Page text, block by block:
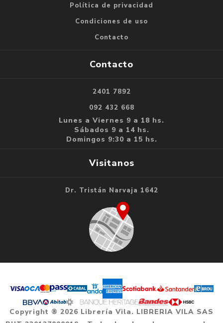
Política de privacidad
Condiciones de uso
Contacto
Contacto
2401 7892
092 432 668
Lunes a Viernes 9 a 18 hs.
Sábados 9 a 14 hs.
Domingos 9:30 a 15 hs.
Visitanos
Dr. Tristán Narvaja 1642
Copyright ® 2026 Librería Vila. LIBRERIA VILA SAS